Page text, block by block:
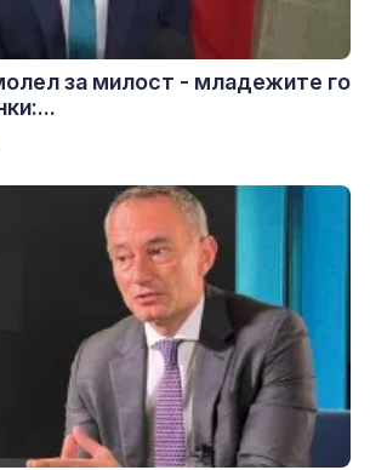
за милост - младежите го